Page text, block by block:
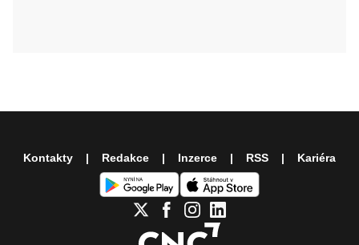
Kontakty Redakce Inzerce RSS Kariéra